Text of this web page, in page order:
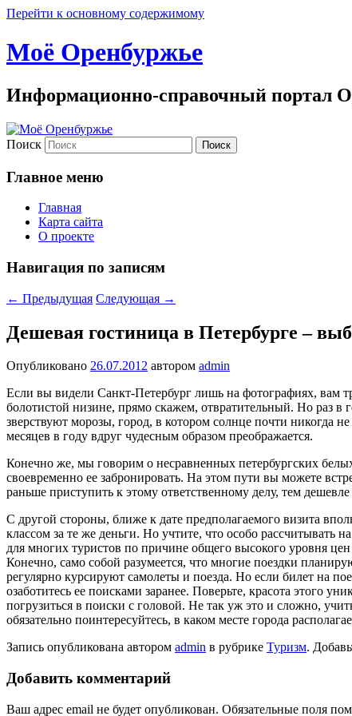
Перейти к основному содержимому
Моё Оренбуржье
Информационно-справочный портал
Поиск
Главное меню
Главная
Карта сайта
О проекте
Навигация по записям
← Предыдущая Следующая →
Дешевая гостиница в Петербурге –
Опубликовано 26.07.2012 автором admin
Если вы видели Санкт-Петербург лишь на фотографиях, вам
болотистой низине, прямо скажем, отвратительный. Но раз в
зверствуют морозы, город, в котором солнце почти никогда
месяцев в году вдруг чудесным образом преображается.
Конечно же, мы говорим о несравненных петербургских
своевременно ее забронировать. На этом пути вы можете
раньше приступить к этому ответственному делу, тем
С другой стороны, ближе к дате предполагаемого визита
классом за те же деньги. Но учтите, что особо рассчитывать
для многих туристов по причине общего высокого уровня
Конечно, само собой разумеется, что многие поездки
регулярно курсируют самолеты и поезда. Но если билет на
озаботитесь ее поисками заранее. Поверьте, красота этого
погрузиться в поиски с головой. Не так уж это и сложно,
обязательно поинтересуйтесь, в каком месте города
Запись опубликована автором admin в рубрике Туризм.
Добавить комментарий
Ваш адрес email не будет опубликован. Обязательные поля